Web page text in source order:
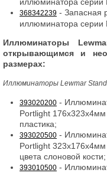
368342239 - Запасная
иллюминатора серии
Иллюминаторы
открывающимся и
размерах:
Иллюминаторы Lewmar
393020200 -
Portlight
пластика;
393020500 -
Portlight 323x176x4мм
цвета слоновой кости;
393010500 -